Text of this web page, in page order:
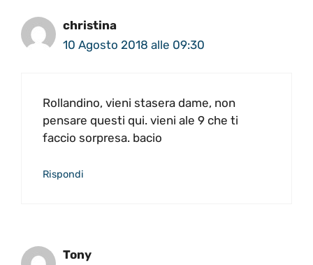
christina
10 Agosto 2018 alle 09:30
Rollandino, vieni stasera dame, non
pensare questi qui. vieni ale 9 che ti
faccio sorpresa. bacio
Rispondi
Tony